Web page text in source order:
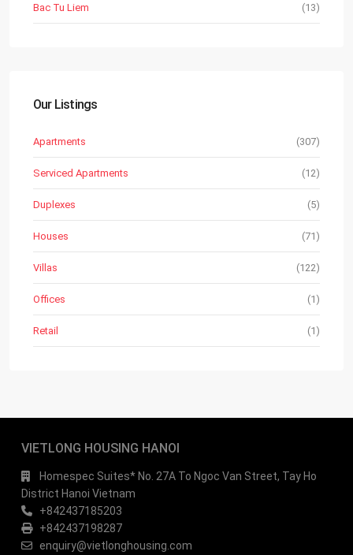
Bac Tu Liem (13)
Our Listings
Apartments (307)
Serviced Apartments (12)
Duplexes (5)
Houses (71)
Villas (122)
Offices (1)
Retail (1)
VIETLONG HOUSING HANOI
Homespec Suites* No. 27A To Ngoc Van Street, Tay Ho
District Hanoi Vietnam
+842437185203
+842437198287
enquiry@vietlonghousing.com